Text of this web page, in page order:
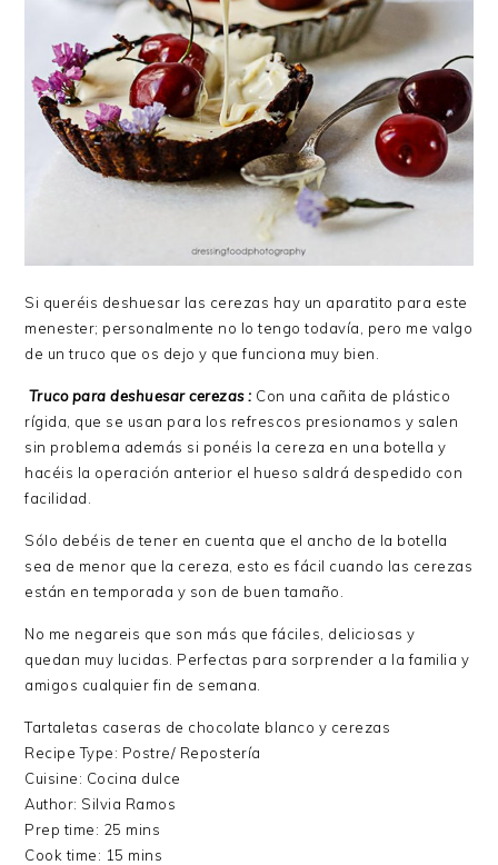
Si queréis deshuesar las cerezas hay un aparatito para este
menester; personalmente no lo tengo todavía, pero me valgo
de un truco que os dejo y que funciona muy bien.
Truco para deshuesar cerezas : Con una cañita de plástico
rígida, que se usan para los refrescos presionamos y salen
sin problema además si ponéis la cereza en una botella y
hacéis la operación anterior el hueso saldrá despedido con
facilidad.
Sólo debéis de tener en cuenta que el ancho de la botella
sea de menor que la cereza, esto es fácil cuando las cerezas
están en temporada y son de buen tamaño.
No me negareis que son más que fáciles, deliciosas y
quedan muy lucidas. Perfectas para sorprender a la familia y
amigos cualquier fin de semana.
Tartaletas caseras de chocolate blanco y cerezas
Recipe Type: Postre/ Repostería
Cuisine: Cocina dulce
Author: Silvia Ramos
Prep time: 25 mins
Cook time: 15 mins